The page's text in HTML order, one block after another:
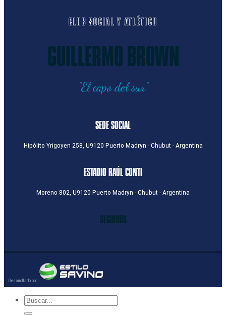
CLUB SOCIAL Y ATLÉTICO
GUILLERMO BROWN
"El capo del sur"
SEDE SOCIAL
Hipólito Yrigoyen 258, U9120 Puerto Madryn - Chubut - Argentina
ESTADIO RAÚL CONTI
Moreno 802, U9120 Puerto Madryn - Chubut - Argentina
SEGUINOS